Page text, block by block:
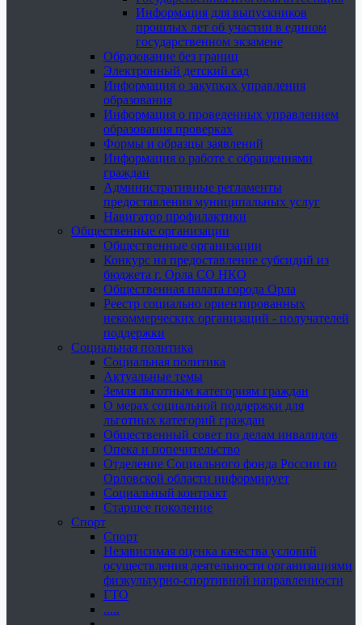
Информация для выпускников
прошлых лет об участии в едином
государственном экзамене
Образование без границ
Электронный детский сад
Информация о закупках управления
образования
Информация о проведенных управлением
образования проверках
Формы и образцы заявлений
Информация о работе с обращениями
граждан
Административные регламенты
предоставления муниципальных услуг
Навигатор профилактики
Общественные организации
Общественные организации
Конкурс на предоставление субсидий из
бюджета г. Орла СО НКО
Общественная палата города Орла
Реестр социально ориентированных
некоммерческих организаций - получателей
поддержки
Социальная политика
Социальная политика
Актуальные темы
Земля льготным категориям граждан
О мерах социальной поддержки для
льготных категорий граждан
Общественный совет по делам инвалидов
Опека и попечительство
Отделение Социального фонда России по
Орловской области информирует
Социальный контракт
Старшее поколение
Спорт
Спорт
Независимая оценка качества условий
осуществления деятельности организациями
физкультурно-спортивной направленности
ГТО
.....